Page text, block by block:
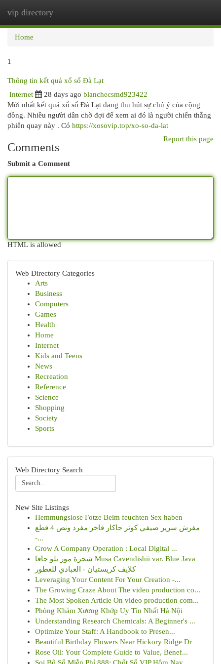
vip directory
Home
1
Thông tin kết quả xổ số Đà Lạt
Internet 28 days ago blanchecsmd923422
Mới nhất kết quả xổ số Đà Lạt đang thu hút sự chú ý của cộng
đồng. Nhiều người dân chờ đợi để xem ai đó là người chiến thắng
phiên quay này . Có https://xosovip.top/xo-so-da-lat
Report this page
Comments
Submit a Comment
HTML is allowed
Web Directory Categories
Arts
Business
Computers
Games
Health
Home
Internet
Kids and Teens
News
Recreation
Reference
Science
Shopping
Society
Sports
Web Directory Search
New Site Listings
Hemmungslose Fotze Beim feuchten Sex haben
مفرش سرير صيفي كوثر جاكار فاخر مفرد ونص 4 قطع
-...
Grow A Company Operation : Local Digital ...
شجرة موز بلو جافا Musa Cavendishii var. Blue Java
كلايف كريستيان - العبادي للعطور
Leveraging Your Content For Your Creation -...
The Growing Craze About The video production co...
The Most Spoken Article On video production com...
Phòng Khám Xương Khớp Uy Tín Nhất Hà Nội
Understanding Research Chemicals: A Beginner's ...
Optimize Your Staff: A Handbook to Presen...
Beautiful Birthday Flowers Near Hickory Ridge Dr
Rose Oil: Your Complete Guide to Value, Benef...